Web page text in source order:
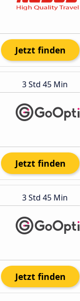
Jetzt finden
3 Std 45 Min
Jetzt finden
3 Std 45 Min
Jetzt finden